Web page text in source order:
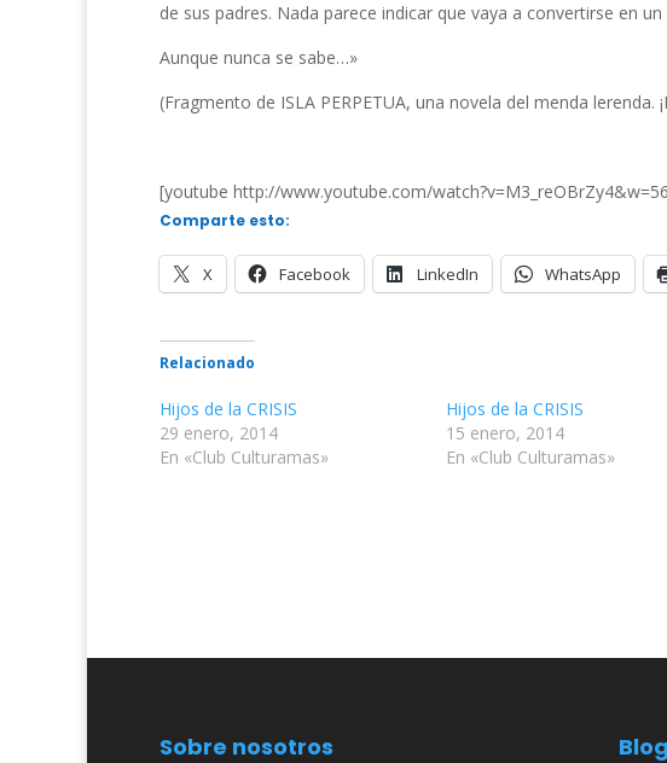
de sus padres. Nada parece indicar que vaya a convertirse en
Aunque nunca se sabe…»
(Fragmento de ISLA PERPETUA, una novela del menda lerenda.
[youtube http://www.youtube.com/
Comparte esto:
X Facebook LinkedIn WhatsApp
Relacionado
Hijos de la CRISIS
29 enero, 2014
En «Club Culturamas»
Hijos de la CRISIS
15 enero, 2014
En «Club Culturamas»
Sobre nosotros